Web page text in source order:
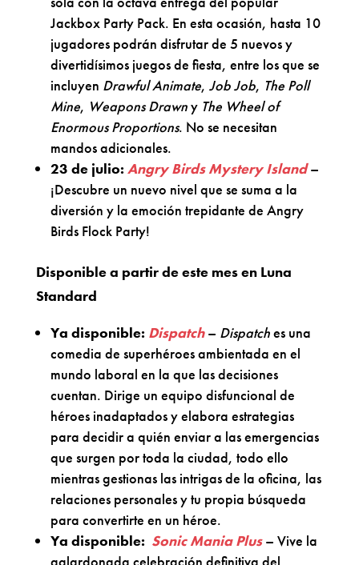
Jackbox Party Pack. En esta ocasión, hasta 10
jugadores podrán disfrutar de 5 nuevos y
divertidísimos juegos de fiesta, entre los que se
incluyen Drawful Animate, Job Job, The Poll
Mine, Weapons Drawny The Wheel of
Enormous Proportions. No se necesitan
mandos adicionales.
23 de julio: Angry Birds Mystery Island –
¡Descubre un nuevo nivel que se suma a la
diversión y la emoción trepidante de Angry
Birds Flock Party!
Disponible a partir de este mes en Luna
Standard
Ya disponible: Dispatch – Dispatches una
comedia de superhéroes ambientada en el
mundo laboral en la que las decisiones
cuentan. Dirige un equipo disfuncional de
héroes inadaptados y elabora estrategias
para decidir a quién enviar a las emergencias
que surgen por toda la ciudad, todo ello
mientras gestionas las intrigas de la oficina, las
relaciones personales y tu propia búsqueda
para convertirte en un héroe.
Ya disponible: Sonic Mania Plus – Vive la
galardonada celebración definitiva del